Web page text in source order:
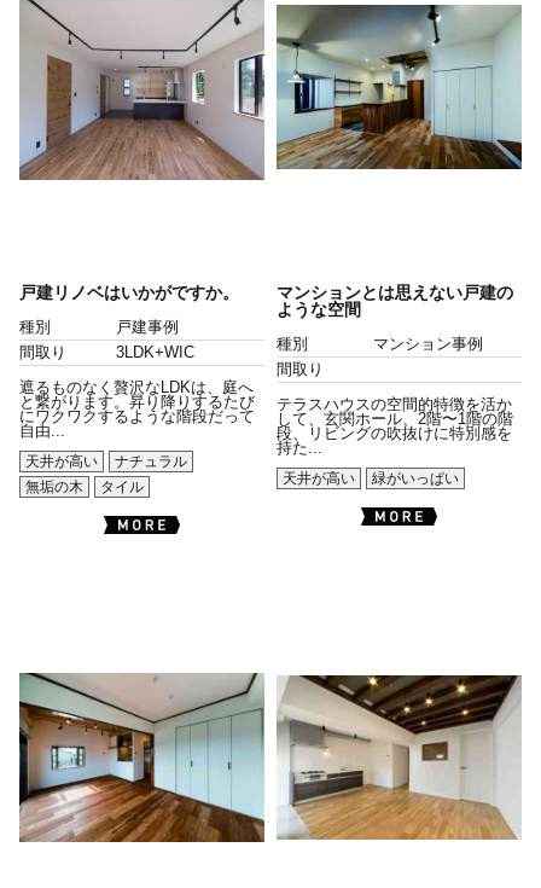
戸建リノベはいかがですか。
種別
戸建事例
間取り
3LDK+WIC
遮るものなく贅沢なLDKは、庭へ
と繋がります。昇り降りするたび
にワクワクするような階段だって
自由...
天井が高い
ナチュラル
無垢の木
タイル
マンションとは思えない戸建の
ような空間
種別
マンション事例
間取り
テラスハウスの空間的特徴を活か
して、玄関ホール、2階〜1階の階
段、リビングの吹抜けに特別感を
持た...
天井が高い
緑がいっぱい